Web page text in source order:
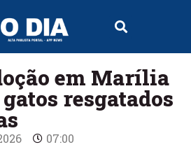
em Marília
resgatados
07:00